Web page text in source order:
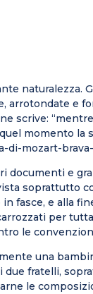
naturalezza.
arrotondate e
scrive:
momento
di-mozart-
documenti e
soprattutto
fasce, e alla
per
le
una
due fratelli,
le